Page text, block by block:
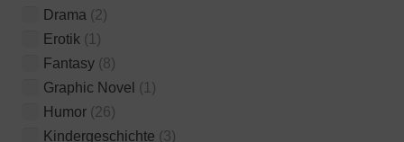
Drama (2)
Erotik (1)
Fantasy (8)
Graphic Novel (1)
Humor (26)
Kindergeschichte (3)